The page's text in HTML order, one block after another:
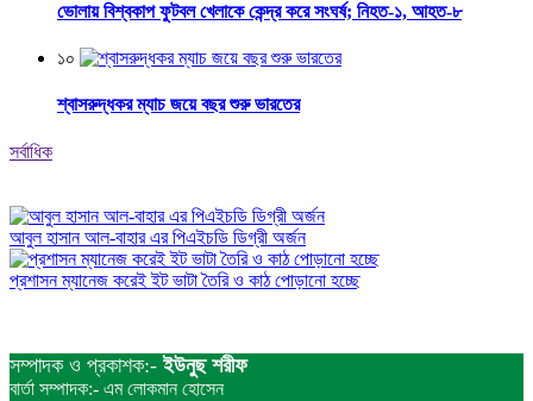
ভোলায় বিশ্বকাপ ফুটবল খেলাকে কেন্দ্র করে সংঘর্ষ; নিহত-১, আহত-৮
১০
শ্বাসরুদ্ধকর ম্যাচ জয়ে বছর শুরু ভারতের
সর্বাধিক
আবুল হাসান আল-বাহার এর পিএইচডি ডিগ্রী অর্জন
প্রশাসন ম্যানেজ করেই ইট ভাটা তৈরি ও কাঠ পোড়ানো হচ্ছে
সম্পাদক ও প্রকাশক:-ইউনুছ শরীফ
বার্তা সম্পাদক:- এম লোকমান হোসেন